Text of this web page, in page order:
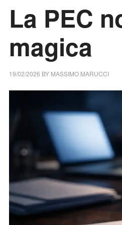
La PEC
magica
19/02/2026 BY MASSIMO MARUCCI